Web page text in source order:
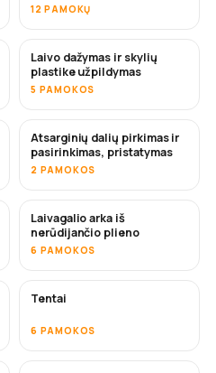
12 PAMOKŲ
NETRUKUS
Laivo dažymas ir skylių
plastike užpildymas
5 PAMOKOS
NETRUKUS
Atsarginių dalių pirkimas ir
pasirinkimas, pristatymas
2 PAMOKOS
Laivagalio arka iš
nerūdijančio plieno
6 PAMOKOS
Tentai
6 PAMOKOS